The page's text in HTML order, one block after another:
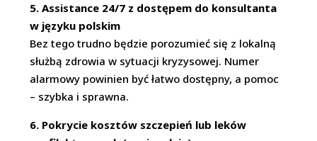
5. Assistance 24/7 z dostępem do konsultanta
w języku polskim
Bez tego trudno będzie porozumieć się z lokalną
służbą zdrowia w sytuacji kryzysowej. Numer
alarmowy powinien być łatwo dostępny, a pomoc
– szybka i sprawna.
6. Pokrycie kosztów szczepień lub leków